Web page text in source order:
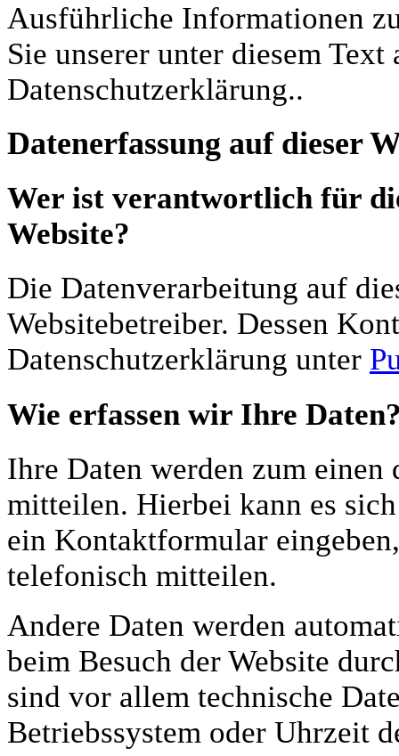
Ausführliche Informationen
Sie unserer unter diesem
Datenschutzerklärung..
Datenerfassung auf dieser
Wer ist verantwortlich für
Website?
Die Datenverarbeitung auf
Websitebetreiber. Dessen
Datenschutzerklärung unter
Wie erfassen wir Ihre
Ihre Daten werden zum einen
mitteilen. Hierbei kann es
ein Kontaktformular
telefonisch mitteilen.
Andere Daten werden
beim Besuch der Website
sind vor allem technische
Betriebssystem oder Uhrzeit